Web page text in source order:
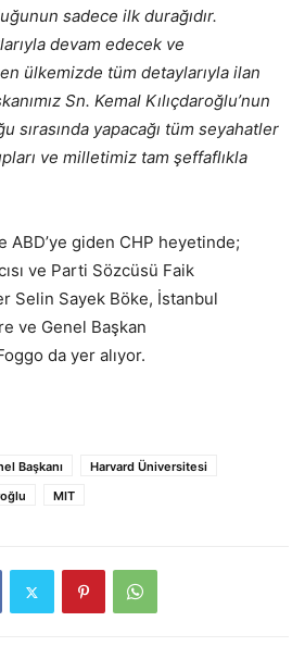
sadece ilk durağıdır.
devam edecek ve
ülkemizde tüm detaylarıyla ilan
Sn. Kemal Kılıçdaroğlu’nun
sırasında yapacağı tüm seyahatler
ve milletimiz tam şeffaflıkla
ABD’ye giden CHP heyetinde;
ve Parti Sözcüsü Faik
Selin Sayek Böke, İstanbul
ve Genel Başkan
da yer alıyor.
Başkanı
Harvard Üniversitesi
MIT